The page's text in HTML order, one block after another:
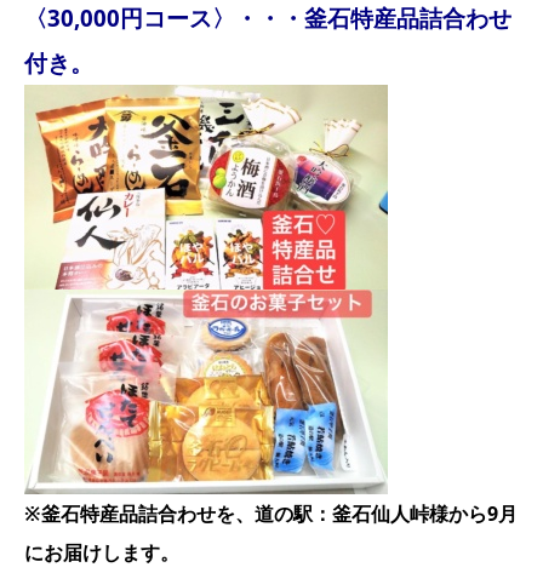
〈30,000円コース〉・・・釜石特産品詰合わせ
付き。
※釜石特産品詰合わせを、道の駅：釜石仙人峠様から9月
にお届けします。